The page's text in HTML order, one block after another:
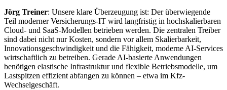
Jörg Treiner: Unsere klare Überzeugung ist: Der überwiegende
Teil moderner Versicherungs-IT wird langfristig in hochskalierbaren
Cloud- und SaaS-Modellen betrieben werden. Die zentralen Treiber
sind dabei nicht nur Kosten, sondern vor allem Skalierbarkeit,
Innovationsgeschwindigkeit und die Fähigkeit, moderne AI-Services
wirtschaftlich zu betreiben. Gerade AI-basierte Anwendungen
benötigen elastische Infrastruktur und flexible Betriebsmodelle, um
Lastspitzen effizient abfangen zu können – etwa im Kfz-
Wechselgeschäft.